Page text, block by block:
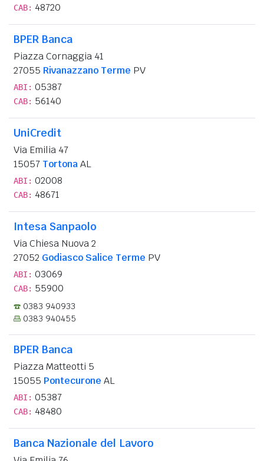
CAB: 48720
BPER Banca
Piazza Cornaggia 41
27055 Rivanazzano Terme PV
ABI: 05387
CAB: 56140
UniCredit
Via Emilia 47
15057 TortonaAL
ABI: 02008
CAB: 48671
Intesa Sanpaolo
Via Chiesa Nuova 2
27052 Godiasco Salice Terme PV
ABI: 03069
CAB: 55900
0383 940933
0383 940455
BPER Banca
Piazza Matteotti 5
15055 Pontecurone AL
ABI: 05387
CAB: 48480
Banca Nazionale del Lavoro